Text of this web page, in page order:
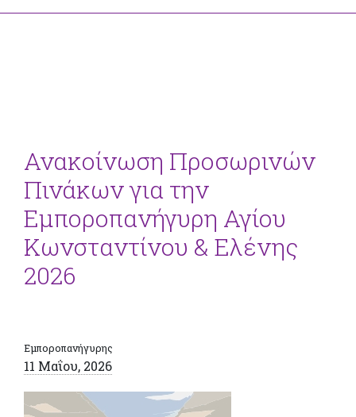
Ανακοίνωση Προσωρινών
Πινάκων για την
Εμποροπανήγυρη Αγίου
Κωνσταντίνου & Ελένης
2026
Εμποροπανήγυρης
11 Μαΐου, 2026